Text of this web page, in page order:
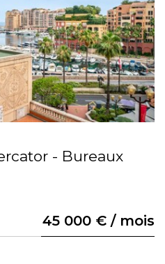
- Bureaux
45 000 € / mois